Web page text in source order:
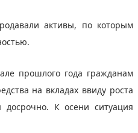
активы, по которым
прошлого года гражданам
на вкладах ввиду роста
досрочно. К осени ситуация